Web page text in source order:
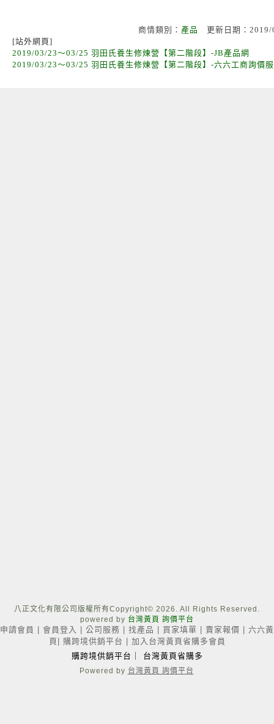
商情類別： 產品
更新日期：
[站外網頁]
2019/03/23～03/25 羽田氏養生修煉營【第二階段】-JB產品網
2019/03/23～03/25 羽田氏養生修煉營【第二階段】-六六工商詢價
八正文化有限公司版權所有Copyright© 2026. All Rights Reserved.
powered by 台灣黃頁 詢價平台
申請會員 會員登入 公司服務 找產品 買家填單 賣家報價
六六黃
頁
購跨境供銷平台
加入台灣黃頁省購多會員
購跨境供銷平台
台灣黃頁省購多
Powered by 台灣黃頁 詢價平台